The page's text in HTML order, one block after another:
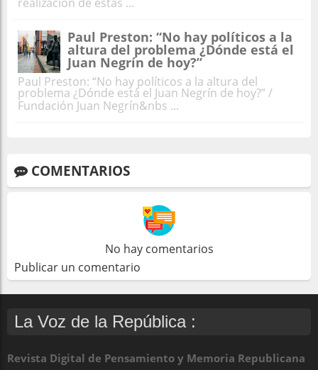
realización de estas ...
Paul Preston: “No hay políticos a la
altura del problema ¿Dónde está el
Juan Negrín de hoy?”
Paul Preston: “No hay políticos a la altura del
problema ¿Dónde está el Juan Negrín de hoy?” /
Fundación Juan Negrín&nbs ...
COMENTARIOS
No hay comentarios
Publicar un comentario
La Voz de la República :
Revista Digital de Pensamiento y Memoria Republicana